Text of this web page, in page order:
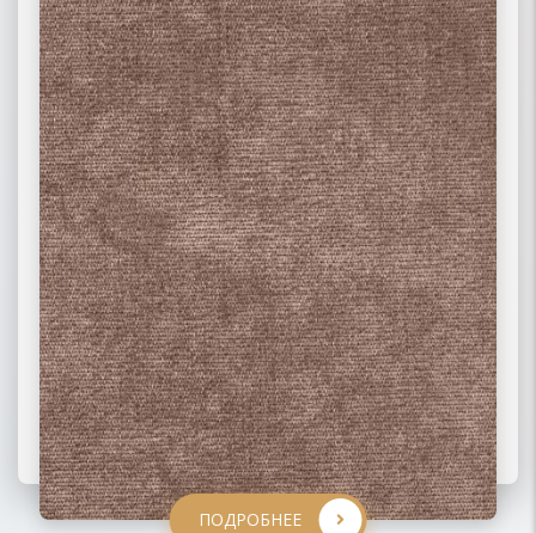
ПОДРОБНЕЕ
ПОДРОБНЕЕ
ПОДРОБНЕЕ
ПОДРОБНЕЕ